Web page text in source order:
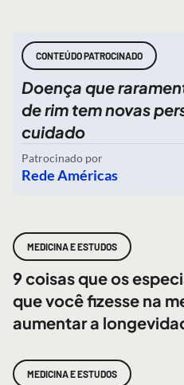
CONTEÚDO PATROCINADO
Doença que
de rim tem novas
cuidado
Patrocinado por
Rede Américas
MEDICINA E ESTUDOS
9 coisas que os
que você fizesse na
aumentar a
MEDICINA E ESTUDOS